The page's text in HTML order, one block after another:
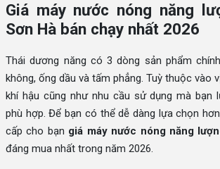
Giá máy nước nóng năng
Sơn Hà bán chạy nhất 2026
Thái dương năng có 3 dòng sản phẩm
không, ống dầu và tấm phẳng. Tuỳ thuộc vào
khí hậu cũng như nhu cầu sử dụng mà bạn
phù hợp. Để bạn có thể dễ dàng lựa chọn
cấp cho bạn giá máy nước nóng năng
đáng mua nhất trong năm 2026.